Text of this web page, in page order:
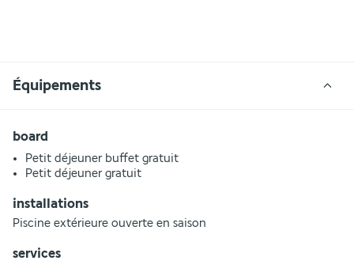
Équipements
board
Petit déjeuner buffet gratuit
Petit déjeuner gratuit
installations
Piscine extérieure ouverte en saison
services